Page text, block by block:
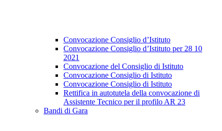
Convocazione Consiglio d’Istituto
Convocazione Consiglio d’Istituto per 28 10
2021
Convocazione del Consiglio di Istituto
Convocazione Consiglio di Istituto
Convocazione Consiglio di Istituto
Rettifica in autotutela della convocazione di
Assistente Tecnico per il profilo AR 23
Bandi di Gara